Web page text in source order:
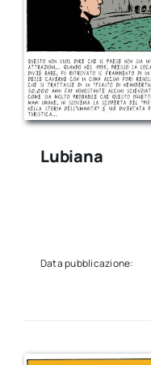
Lubiana
Data pubblicazione: